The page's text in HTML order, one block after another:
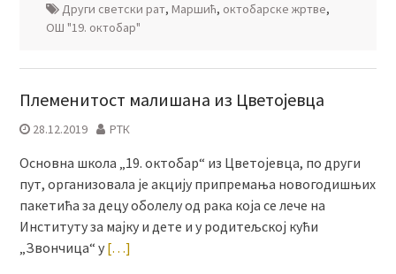
Други светски рат, Маршић, октобарске жртве,
ОШ "19. октобар"
Племенитост малишана из Цветојевца
28.12.2019 РТК
Основна школа „19. октобар“ из Цветојевца, по други
пут, организовала је акцију припремања новогодишњих
пакетића за децу оболелу од рака која се лече на
Институту за мајку и дете и у родитељској кући
„Звончица“ у […]